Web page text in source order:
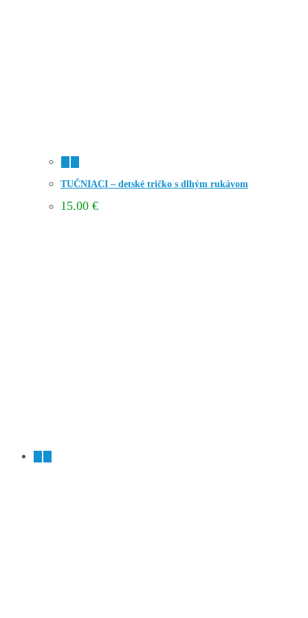
TUČNIACI – detské tričko s dlhým rukávom
15.00 €